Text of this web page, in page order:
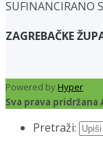
SUFINANCIRANO
ZAGREBAČKE
Powered byHyper
Sva prava
Pretraži: